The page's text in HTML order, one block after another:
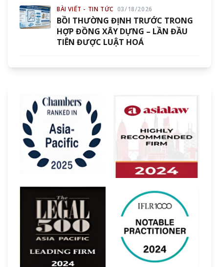
BÀI VIẾT - TIN TỨC 03/18/2026
BỒI THƯỜNG ĐỊNH TRƯỚC TRONG
HỢP ĐỒNG XÂY DỰNG – LẦN ĐẦU
TIÊN ĐƯỢC LUẬT HOÁ